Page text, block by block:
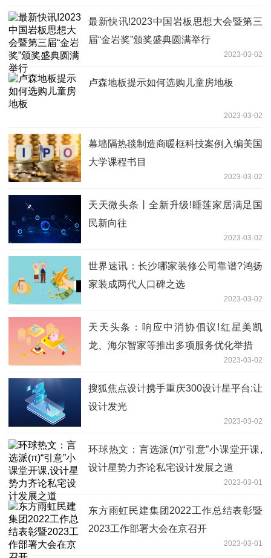
最新快讯!2023中国岩板思想大会暨第三
届“金岩奖”颁奖盛典圆满举行
2023-03-02
卢森地板提示如何选购儿童房地板
2023-03-02
幕墙隔热毯制造商暖框科技案例入编美国
大学课程书目
2023-03-02
天天微头条丨全新升级!睡莲家居满足国
民新向往
2023-03-02
世界速讯：长沙哪家装修公司靠谱?鸿扬
家装成两代人口碑之选
2023-03-02
天天头条：响应中消协倡议!红星美凯
龙、海尔智家等推出多项服务优化举措
2023-03-02
搜狐焦点设计携手重庆300设计星平台:让
设计发光
2023-03-02
环球热文：言选派(π)“引意”小课堂开课,
设计星势力齐论私宅设计发展之道
2023-03-01
东方雨虹民建集团2022工作总结表彰暨
2023工作部署大会在京召开
2023-03-01